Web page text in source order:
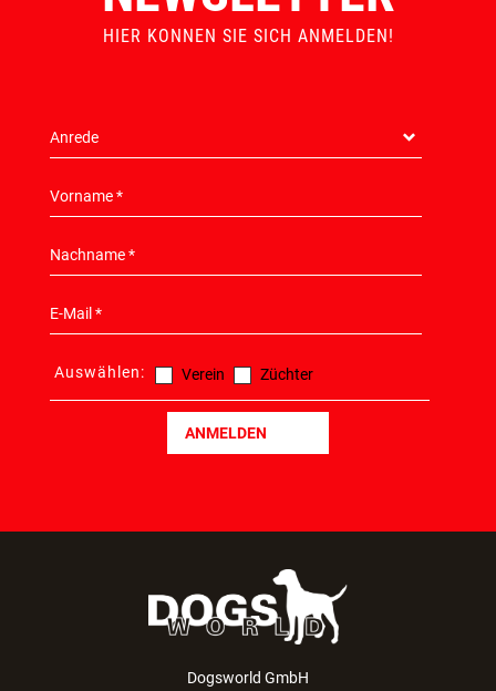
HIER KONNEN SIE SICH ANMELDEN!
Auswählen: Verein Züchter
ANMELDEN
Dogsworld GmbH